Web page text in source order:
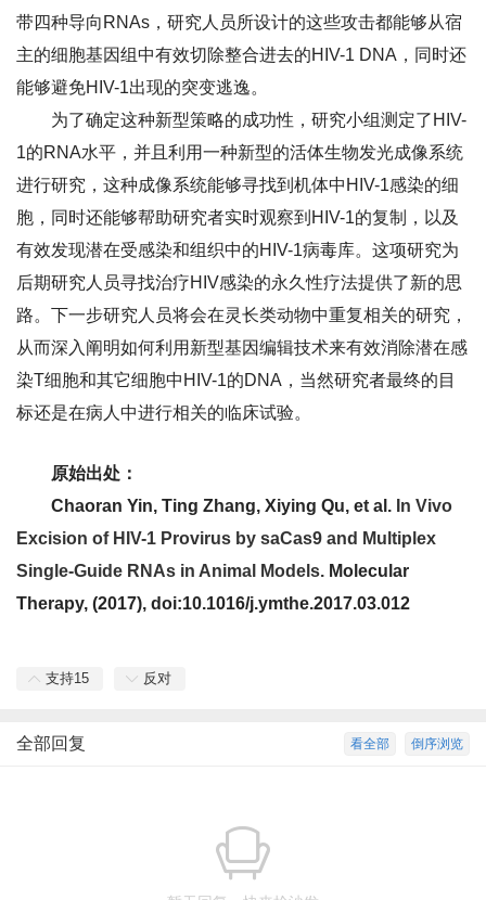
带四种导向RNAs，研究人员所设计的这些攻击都能够从宿
主的细胞基因组中有效切除整合进去的HIV-1 DNA，同时还
能够避免HIV-1出现的突变逃逸。
为了确定这种新型策略的成功性，研究小组测定了HIV-
1的RNA水平，并且利用一种新型的活体生物发光成像系统
进行研究，这种成像系统能够寻找到机体中HIV-1感染的细
胞，同时还能够帮助研究者实时观察到HIV-1的复制，以及
有效发现潜在受感染和组织中的HIV-1病毒库。这项研究为
后期研究人员寻找治疗HIV感染的永久性疗法提供了新的思
路。下一步研究人员将会在灵长类动物中重复相关的研究，
从而深入阐明如何利用新型基因编辑技术来有效消除潜在感
染T细胞和其它细胞中HIV-1的DNA，当然研究者最终的目
标还是在病人中进行相关的临床试验。
原始出处：
Chaoran Yin, Ting Zhang, Xiying Qu, et al. In Vivo
Excision of HIV-1 Provirus by saCas9 and Multiplex
Single-Guide RNAs in Animal Models. Molecular
Therapy, (2017), doi:10.1016/j.ymthe.2017.03.012
支持15 反对
倒序浏览
看全部
全部回复